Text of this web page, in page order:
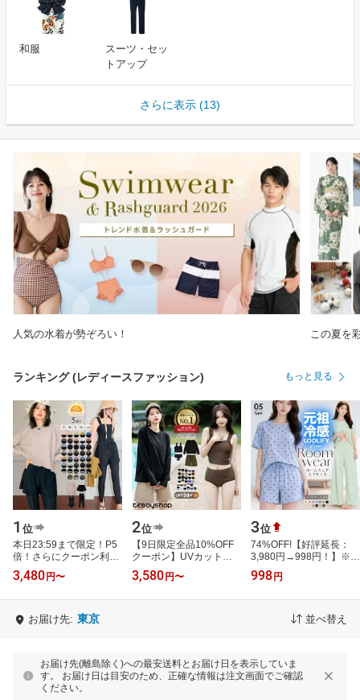
和服
スーツ・セッ
トアップ
さらに表示 (13)
人気の水着が勢ぞろい！ この夏を
ランキング (レディースファッション) もっと見る
1 位
本日23:59まで限定！P5
倍！さらにクーポン利用
で3,380円〜！ タンキニ
水着 レディース 体型カ
3,480 円〜
2位
【9日限定全品10%OFF
クーポン】UVカット率
99%以上 タンキニ 水着
レディース 体型カバー
3,580 円〜
3位
74%OFF!【好評延長：
3,980円→998円！】※1
人様3枚まで※ 【年間ラ
ンキング4位】 ルームウ
998 円
お届け先: 東京 並べ替え
お届け先(離島除く)への最安送料とお届け日を表示していま
す。 お届け日は目安のため、正確な情報は注文画面でご確認
ください。